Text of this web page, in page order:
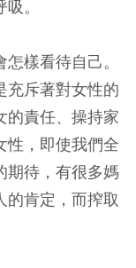
。
樣看待自己。
充斥著對女性的
的責任、操持家
性，即使我們全
期待，有很多媽
的肯定，而搾取